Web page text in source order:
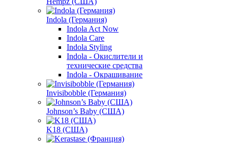
Indola (Германия)
Indola Act Now
Indola Care
Indola Styling
Indola - Окислители и
технические средства
Indola - Окрашивание
Invisibobble (Германия)
Johnson’s Baby (США)
K18 (США)